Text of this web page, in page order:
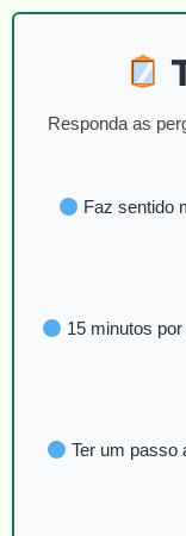
Responda as
Faz sentido
15 minutos
Ter um passo